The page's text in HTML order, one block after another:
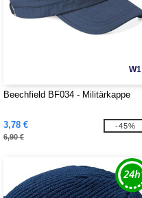
W1
Beechfield BF034 - Militärkappe
3,78 €
6,90 €
-45%